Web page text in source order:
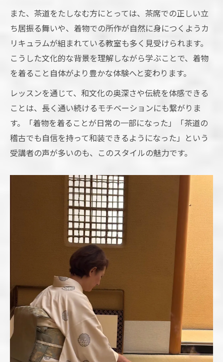
また、茶道をたしなむ方にとっては、茶席での正しい立
ち居振る舞いや、着物での所作が自然に身につくようカ
リキュラムが組まれている教室も多く見受けられます。
こうした文化的な背景を理解しながら学ぶことで、着物
を着ること自体がより豊かな体験へと変わります。
レッスンを通じて、和文化の奥深さや伝統を体感できる
ことは、長く通い続けるモチベーションにも繋がりま
す。「着物を着ることが日常の一部になった」「茶道の
稽古でも自信を持って和装できるようになった」という
受講者の声が多いのも、このスタイルの魅力です。